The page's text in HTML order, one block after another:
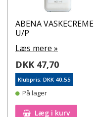
ABENA VASKECREME
U/P
Læs mere »
DKK 47,70
Klubpris: DKK 40,55
På lager
Læg i kurv